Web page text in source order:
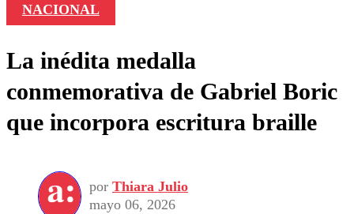
NACIONAL
La inédita medalla
conmemorativa de Gabriel Boric
que incorpora escritura braille
por Thiara Julio
mayo 06, 2026